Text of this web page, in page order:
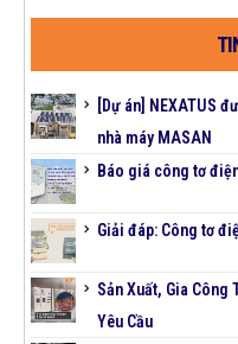
[Dự án] NEXATUS
nhà máy MASAN
Báo giá công tơ
Giải đáp: Công tơ
Sản Xuất, Gia Công
Yêu Cầu